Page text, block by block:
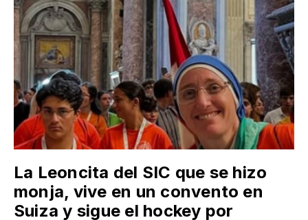
La Leoncita del SIC que se hizo
monja, vive en un convento en
Suiza y sigue el hockey por